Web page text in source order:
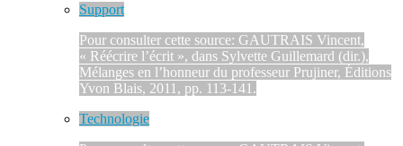
Support
Pour consulter cette source: GAUTRAIS Vincent,
« Réécrire l’écrit », dans Sylvette Guillemard (dir.),
Mélanges en l’honneur du professeur Prujiner, Éditions
Yvon Blais, 2011, pp. 113-141.
Technologie